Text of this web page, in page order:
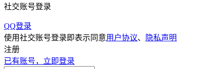
社交账号登录
QQ登录
使用社交账号登录即表示同意用户协议、
隐私声明
注册
已有账号，立即登录